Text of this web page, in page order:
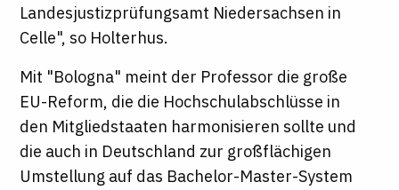
Landesjustizprüfungsamt Niedersachsen in
Celle", so Holterhus.
Mit "Bologna" meint der Professor die große
EU-Reform, die die Hochschulabschlüsse in
den Mitgliedstaaten harmonisieren sollte und
die auch in Deutschland zur großflächigen
Umstellung auf das Bachelor-Master-System